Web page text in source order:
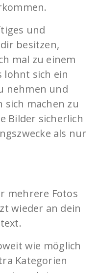
und
besitzen,
mal zu einem
lohnt sich ein
nehmen und
sich machen zu
Bilder sicherlich
als nur
mehrere Fotos
wieder an dein
wie möglich
Kategorien